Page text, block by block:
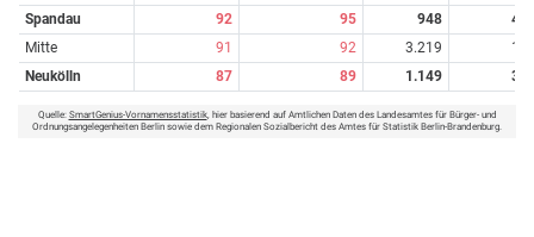
Spandau
92 95 948
4
Mitte
91 92 3.219
1
Neukölln
87 89 1.149 3
Quelle: SmartGenius-Vornamensstatistik, hier basierend auf Amtlichen Daten des Landesamtes für Bürger- und
Ordnungsangelegenheiten Berlin sowie dem Regionalen Sozialbericht des Amtes für Statistik Berlin-Brandenburg.